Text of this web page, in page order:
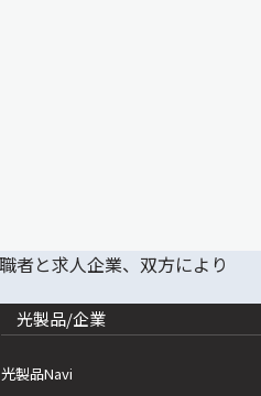
光製品/企業
光製品Navi